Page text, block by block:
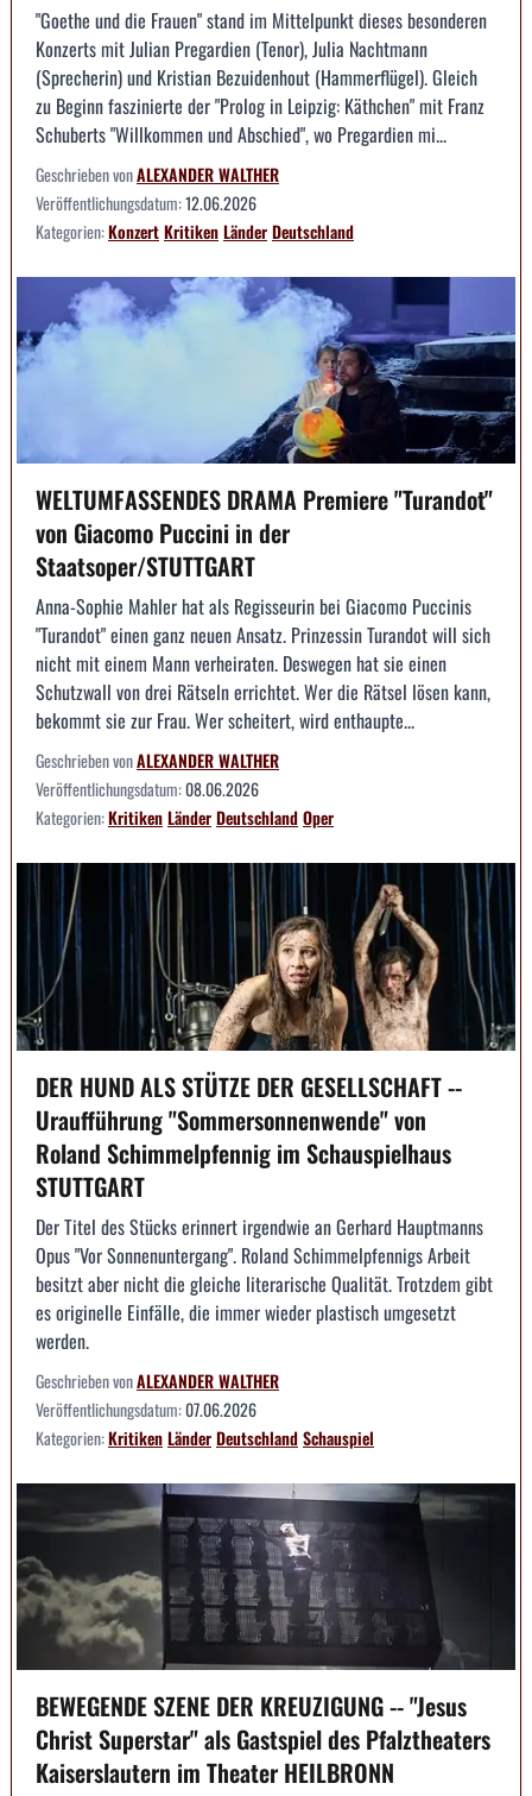
"Goethe und die Frauen" stand im Mittelpunkt dieses besonderen
Konzerts mit Julian Pregardien (Tenor), Julia Nachtmann
(Sprecherin) und Kristian Bezuidenhout (Hammerflügel). Gleich
zu Beginn faszinierte der "Prolog in Leipzig: Käthchen" mit Franz
Schuberts "Willkommen und Abschied", wo Pregardien mi...
Geschrieben vonALEXANDER WALTHER
Veröffentlichungsdatum:12.06.2026
Kategorien:KonzertKritikenLänderDeutschland
WELTUMFASSENDES DRAMA Premiere "Turandot"
von Giacomo Puccini in der
Staatsoper/STUTTGART
Anna-Sophie Mahler hat als Regisseurin bei Giacomo Puccinis
"Turandot" einen ganz neuen Ansatz. Prinzessin Turandot will sich
nicht mit einem Mann verheiraten. Deswegen hat sie einen
Schutzwall von drei Rätseln errichtet. Wer die Rätsel lösen kann,
bekommt sie zur Frau. Wer scheitert, wird enthaupte...
Geschrieben vonALEXANDER WALTHER
Veröffentlichungsdatum:08.06.2026
Kategorien:KritikenLänderDeutschlandOper
DER HUND ALS STÜTZE DER GESELLSCHAFT --
Uraufführung "Sommersonnenwende" von
Roland Schimmelpfennig im Schauspielhaus
STUTTGART
Der Titel des Stücks erinnert irgendwie an Gerhard Hauptmanns
Opus "Vor Sonnenuntergang". Roland Schimmelpfennigs Arbeit
besitzt aber nicht die gleiche literarische Qualität. Trotzdem gibt
es originelle Einfälle, die immer wieder plastisch umgesetzt
werden.
Geschrieben vonALEXANDER WALTHER
Veröffentlichungsdatum:07.06.2026
Kategorien:KritikenLänderDeutschlandSchauspiel
BEWEGENDE SZENE DER KREUZIGUNG -- "Jesus
Christ Superstar" als Gastspiel des Pfalztheaters
Kaiserslautern im Theater HEILBRONN